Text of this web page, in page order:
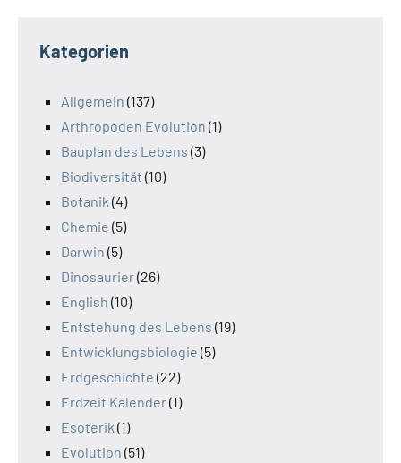
Kategorien
Allgemein (137)
Arthropoden Evolution (1)
Bauplan des Lebens (3)
Biodiversität (10)
Botanik (4)
Chemie (5)
Darwin (5)
Dinosaurier(26)
English (10)
Entstehung des Lebens (19)
Entwicklungsbiologie (5)
Erdgeschichte (22)
Erdzeit Kalender(1)
Esoterik (1)
Evolution (51)